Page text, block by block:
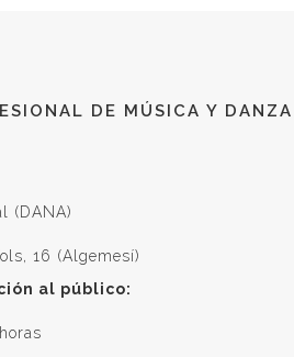
DE MÚSICA Y DANZA
(DANA)
16 (Algemesí)
al público: